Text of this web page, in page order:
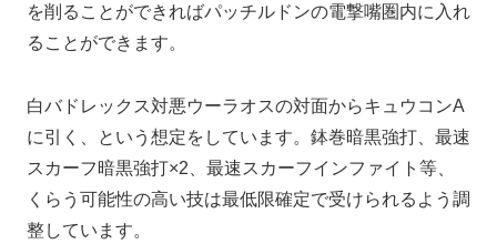
を削ることができればパッチルドンの電撃嘴圏内に入れ
ることができます。
白バドレックス対悪ウーラオスの対面からキュウコンA
に引く、という想定をしています。鉢巻暗黒強打、最速
スカーフ暗黒強打×2、最速スカーフインファイト等、
くらう可能性の高い技は最低限確定で受けられるよう調
整しています。